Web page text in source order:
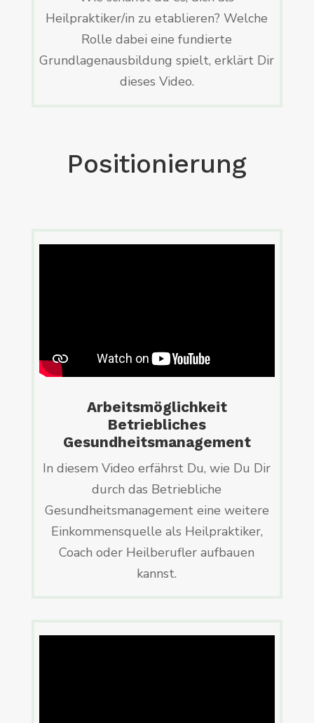
Heilpraktiker/in zu etablieren? Welche
Rolle dabei eine fundierte
Grundlagenausbildung spielt, erklärt Dir
dieses Video.
Positionierung
Arbeitsmöglichkeit
Betriebliches
Gesundheitsmanagement
In diesem Video erfährst Du, wie Du Dir
durch das Betriebliche
Gesundheitsmanagement eine weitere
Einkommensquelle als Heilpraktiker,
Coach oder Heilberufler aufbauen
kannst.